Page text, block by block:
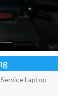
Laptop